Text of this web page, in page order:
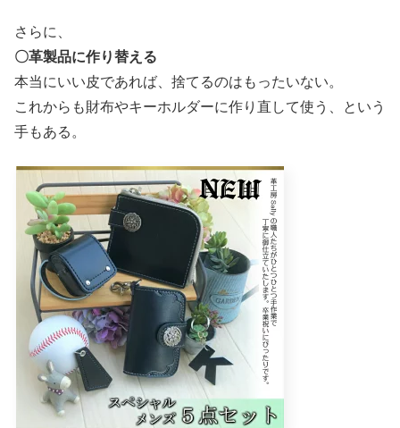
さらに、
〇革製品に作り替える
本当にいい皮であれば、捨てるのはもったいない。
これからも財布やキーホルダーに作り直して使う、という
手もある。